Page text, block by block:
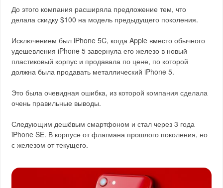
До этого компания расширяла предложение тем, что
делала скидку $100 на модель предыдущего поколения.
Исключением был iPhone 5C, когда Apple вместо обычного
удешевления iPhone 5 завернула его железо в новый
пластиковый корпус и продавала по цене, по которой
должна была продавать металлический iPhone 5.
Это была очевидная ошибка, из которой компания сделала
очень правильные выводы.
Следующим дешёвым смартфоном и стал через 3 года
iPhone SE. В корпусе от флагмана прошлого поколения, но
с железом от текущего.